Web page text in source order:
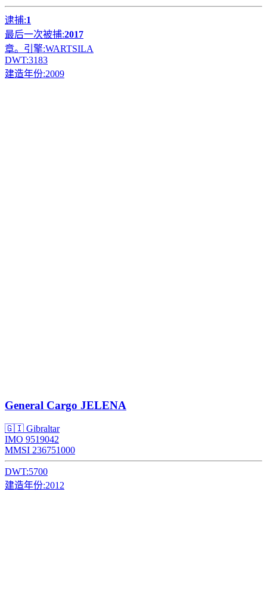
逮捕:1
最后一次被捕:2017
章。引擎:WARTSILA
DWT:3183
建造年份:2009
General Cargo JELENA
🇬🇮 Gibraltar
IMO 9519042
MMSI 236751000
DWT:5700
建造年份:2012